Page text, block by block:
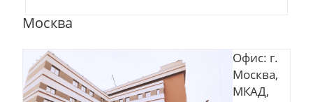
Москва
Офис: г.
Москва,
МКАД,